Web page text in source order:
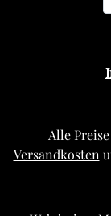
Alle
Versandkosten